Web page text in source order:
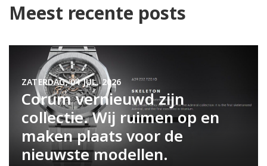
Meest recente posts
Corum vernieuwd zijn
collectie. Wij ruimen op en
maken plaats voor de
nieuwste modellen.
ZATERDAG, 04 JUL. 2026